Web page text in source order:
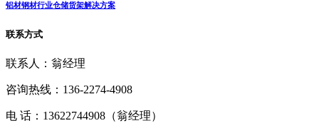
铝材钢材行业仓储货架解决方案
联系方式
联系人：翁经理
咨询热线：136-2274-4908
电 话：13622744908（翁经理）